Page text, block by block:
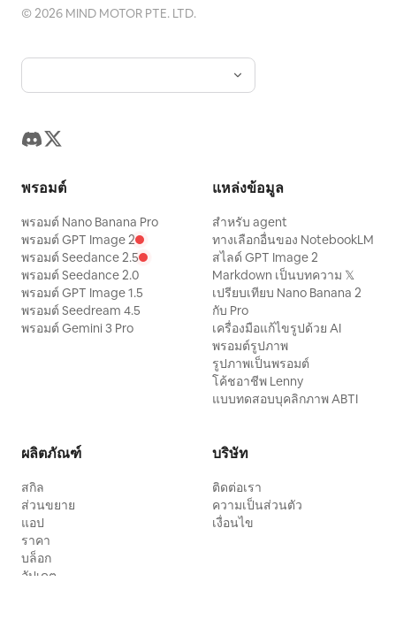
©2026 MIND MOTOR PTE. LTD.
พรอมต์
พรอมต์ Nano Banana Pro
พรอมต์ GPT Image 2
พรอมต์ Seedance 2.5
พรอมต์ Seedance 2.0
พรอมต์ GPT Image 1.5
พรอมต์ Seedream 4.5
พรอมต์ Gemini 3 Pro
แหล่งข้อมูล
สำหรับ agent
ทางเลือกอื่นของ NotebookLM
สไลด์ GPT Image 2
Markdown เป็นบทความ 𝕏
เปรียบเทียบ Nano Banana 2
กับ Pro
เครื่องมือแก้ไขรูปด้วย AI
พรอมต์รูปภาพ
รูปภาพเป็นพรอมต์
โค้ชอาชีพ Lenny
แบบทดสอบบุคลิกภาพ ABTI
ผลิตภัณฑ์
สกิล
ส่วนขยาย
แอป
ราคา
บล็อก
อัปเดต
บริษัท
ติดต่อเรา
ความเป็นส่วนตัว
เงื่อนไข